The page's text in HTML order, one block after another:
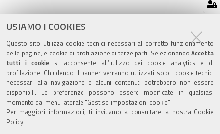
USIAMO I COOKIES
Questo sito utilizza cookie tecnici necessari al corretto funzionamento
delle pagine, e cookie di profilazione di terze parti. Selezionando Accetta
tutti i cookiesi acconsente all’utilizzo dei cookie analytics e di
profilazione. Chiudendo il banner verranno utilizzati solo i cookie tecnici
necessari alla navigazione e alcuni contenuti potrebbero non essere
disponibili. Le preferenze possono essere modificate in qualsiasi
momento dal menu laterale "Gestisci impostazioni cookie".
Per maggiori informazioni, ti invitiamo a consultare la nostra Cookie
Policy.
Azioni
sul
documento
ultima modifica 06/05/2019
Valuta questo sito